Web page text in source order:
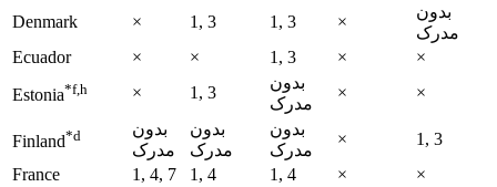
Denmark × 1, 3 1, 3 ×
بدون
مدرک
Ecuador
× × 1, 3 × ×
Estonia*f,h × 1, 3
بدون
مدرک
× ×
Finland*d
بدون
مدرک
بدون
مدرک
بدون
مدرک
×
1, 3
France
1, 4, 7 1, 4 1, 4 ×
×